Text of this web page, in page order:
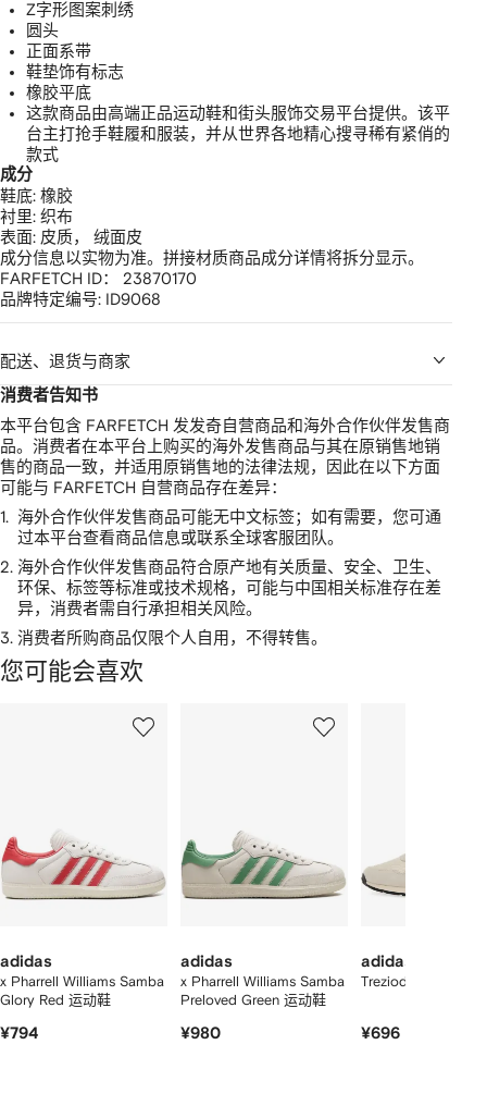
Z字形图案刺绣
圆头
正面系带
鞋垫饰有标志
橡胶平底
这款商品由高端正品运动鞋和街头服饰交易平台提供。该平
台主打抢手鞋履和服装，并从世界各地精心搜寻稀有紧俏的
款式
成分
鞋底: 橡胶
衬里: 织布
表面: 皮质， 绒面皮
成分信息以实物为准。拼接材质商品成分详情将拆分显示。
FARFETCH ID： 23870170
品牌特定编号: ID9068
配送、退货与商家
消费者告知书
本平台包含 FARFETCH 发发奇自营商品和海外合作伙伴发售商
品。消费者在本平台上购买的海外发售商品与其在原销售地销
售的商品一致，并适用原销售地的法律法规，因此在以下方面
可能与 FARFETCH 自营商品存在差异：
1. 海外合作伙伴发售商品可能无中文标签；如有需要，您可通
过本平台查看商品信息或联系全球客服团队。
2. 海外合作伙伴发售商品符合原产地有关质量、安全、卫生、
环保、标签等标准或技术规格，可能与中国相关标准存在差
异，消费者需自行承担相关风险。
3. 消费者所购商品仅限个人自用，不得转售。
您可能会喜欢
adidas
x Pharrell Williams Samba
Glory Red 运动鞋
¥794
adidas
x Pharrell Williams Samba
Preloved Green 运动鞋
¥980
adidas
Treziod 2 系带运动
¥696